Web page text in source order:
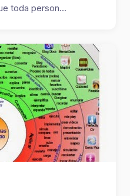
toda person...